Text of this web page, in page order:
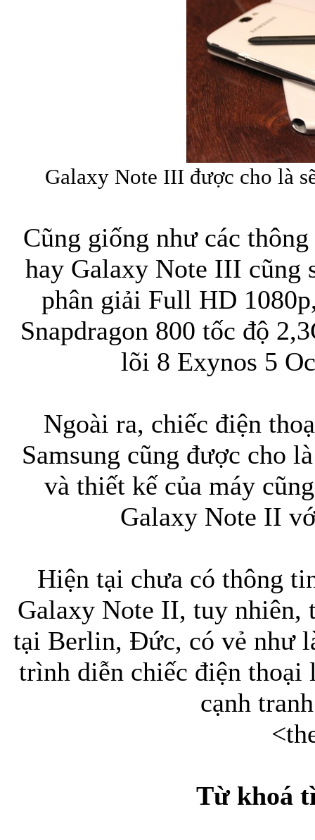
Túi xách da
Ốp lưng Sony
Bao da samsung
Bao da Samsung
Ốp lưng iPhone
Bao da iPhone 5
Túi đựng iPad
Túi đựng iPad
Galaxy Note III được cho là
Cũng giống như các
hay Galaxy Note III cũng
phân giải Full HD
Snapdragon 800 tốc độ
lõi 8 Exynos 5
Ngoài ra, chiếc điện
Samsung cũng được cho
và thiết kế của máy
Galaxy Note II
Hiện tại chưa có thông
Galaxy Note II, tuy nhiên,
tại Berlin, Đức, có vẻ như
trình diễn chiếc điện thoại
cạnh
Từ khoá